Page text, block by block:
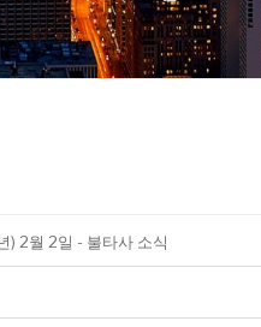
2월 2일 - 불타사 소식